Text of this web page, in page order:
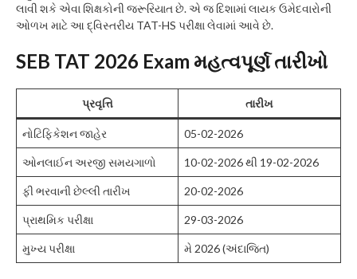
લાવી શકે એવા શિક્ષકોની જરૂરિયાત છે. એ જ દિશામાં લાયક ઉમેદવારોની
ઓળખ માટે આ દ્વિસ્તરીય TAT-HS પરીક્ષા લેવામાં આવે છે.
SEB TAT 2026 Exam મહત્વપૂર્ણ તારીખો
પ્રવૃત્તિ તારીખ
નોટિફિકેશન જાહેર 05-02-2026
ઓનલાઈન અરજી સમયગાળો 10-02-2026 થી 19-02-2026
ફી ભરવાની છેલ્લી તારીખ 20-02-2026
પ્રાથમિક પરીક્ષા 29-03-2026
મુખ્ય પરીક્ષા મે 2026 (અંદાજિત)